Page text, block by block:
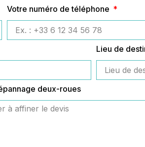
Votre numéro de téléphone
Lieu de
deux-roues